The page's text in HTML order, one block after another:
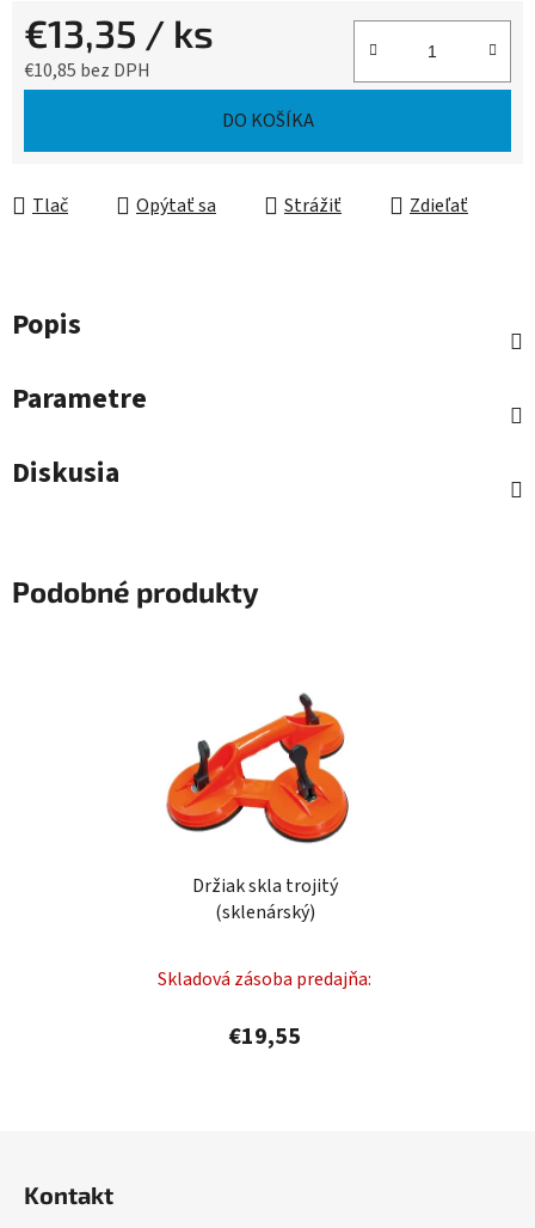
€13,35 / ks
€10,85 bez DPH
DO KOŠÍKA
Tlač Opýtať sa Strážiť Zdieľať
Popis
Parametre
Diskusia
Podobné produkty
Držiak skla trojitý
(sklenárský)
Skladová zásoba predajňa:
€19,55
Kontakt